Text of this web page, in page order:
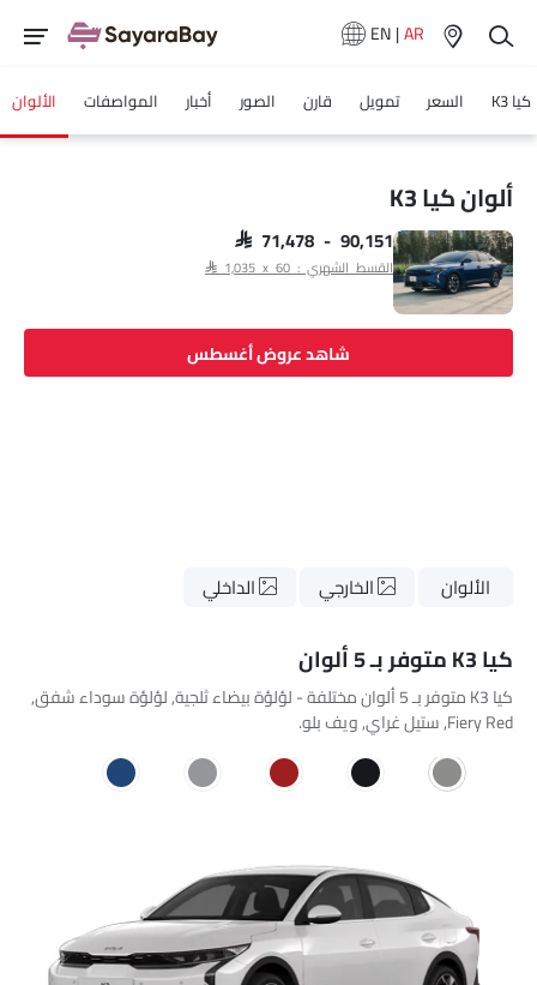
EN|AR
كيا K3 السعر تمويل قارن الصور أخبار المواصفات الألوان
ألوان كيا K3
SAR 71,478 - 90,151
القسط الشهري : SAR 1,035 x 60
شاهد عروض أغسطس
الألوان الخارجي الداخلي
كيا K3 متوفر بـ 5 ألوان
كيا K3 متوفر بـ 5 ألوان مختلفة - لؤلؤة بيضاء ثلجية, لؤلؤة سوداء شفق,
Fiery Red, ستيل غراي, ويف بلو.